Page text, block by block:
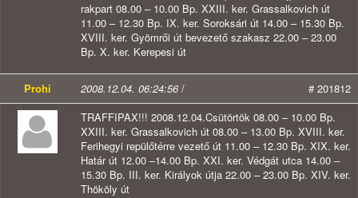
rakpart 08.00 – 10.00 Bp. XXIII. ker. Grassalkovich út
11.00 – 12.30 Bp. IX. ker. Soroksári út 14.00 – 15.30 Bp.
XVIII. ker. Gyömrői út bevezető szakasz 22.00 – 23.00
Bp. X. ker. Kerepesi út
Prohi 2008.12.04. 06:24:56/
# 201812
TRAFFIPAX!!! 2008.12.04.Csütörtök 08.00 – 10.00 Bp.
XXIII. ker. Grassalkovich út 08.00 – 13.00 Bp. XVIII. ker.
Ferihegyi repülőtérre vezető út 11.00 – 12.30 Bp. XIX. ker.
Határ út 12.00 –14.00 Bp. XXI. ker. Védgát utca 14.00 –
15.30 Bp. III. ker. Királyok útja 22.00 – 23.00 Bp. XIV. ker.
Thököly út